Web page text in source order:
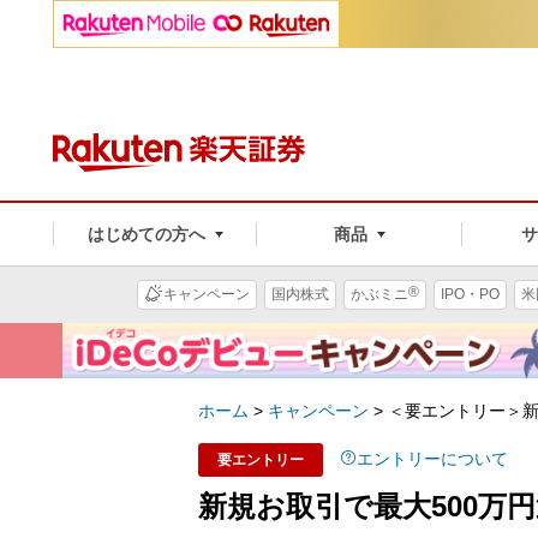
はじめての方へ 商品
キャンペーン 国内株式 かぶミニ® IPO・PO
ホーム > キャンペーン > ＜要エントリー＞
要エントリー エントリーについて
新規お取引で最大500万